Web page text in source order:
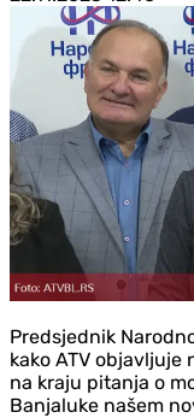
Predsjednik
kako ATV
na kraju pitanja o
Banjaluke našem